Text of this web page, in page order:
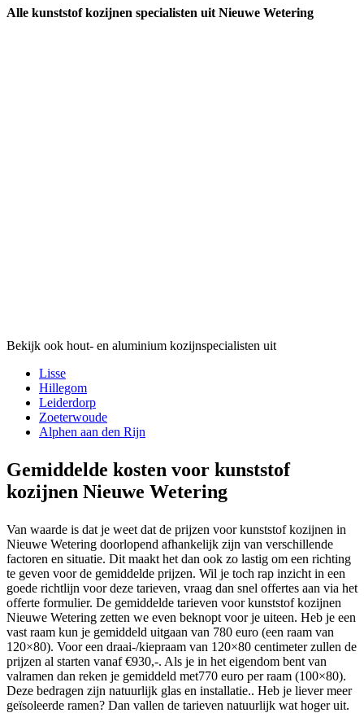
Alle kunststof kozijnen specialisten uit Nieuwe Wetering
Bekijk ook hout- en aluminium kozijnspecialisten uit
Lisse
Hillegom
Leiderdorp
Zoeterwoude
Alphen aan den Rijn
Gemiddelde kosten voor kunststof
kozijnen Nieuwe Wetering
Van waarde is dat je weet dat de prijzen voor kunststof kozijnen in
Nieuwe Wetering doorlopend afhankelijk zijn van verschillende
factoren en situatie. Dit maakt het dan ook zo lastig om een richting
te geven voor de gemiddelde prijzen. Wil je toch rap inzicht in een
goede richtlijn voor deze tarieven, vraag dan snel offertes aan via het
offerte formulier. De gemiddelde tarieven voor kunststof kozijnen
Nieuwe Wetering zetten we even beknopt voor je uiteen. Heb je een
vast raam kun je gemiddeld uitgaan van 780 euro (een raam van
120×80). Voor een draai-/kiepraam van 120×80 centimeter zullen de
prijzen al starten vanaf €930,-. Als je in het eigendom bent van
valramen dan reken je gemiddeld met770 euro per raam (100×80).
Deze bedragen zijn natuurlijk glas en installatie.. Heb je liever meer
geïsoleerde ramen? Dan vallen de tarieven natuurlijk wat hoger uit.